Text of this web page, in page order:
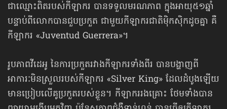
ជាឈ្មោះពិតរបស់កីឡាករ បានទទួលមរណភាព ក្នុងអាយុ៥១ឆ្នាំ
បន្ទាប់ពីលោកបានជួបប្រកួត ជាមួយកីឡាករជាតិម៉ិកស៊ិកដូចគ្នា គឺ
កីឡាករ «Juventud Guerrera»។
រូបភាពវីដេអូ នៃការប្រកួតរវាងកីឡាករទាំងពីរ បានបង្ហាញពី
អាការៈមិនស្រួលរបស់កីឡាករ «Silver King» ដែលដំបូងឡើយ
មានប្រៀបលើគូប្រកួតរបស់ខ្លួន។ កីឡាកររងគ្រោះ ថែមទាំងបាន